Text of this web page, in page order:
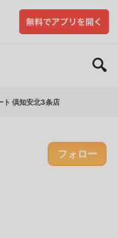
ト 倶知安北3条店
フォロー